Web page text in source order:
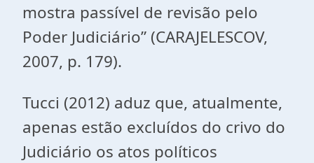
mostra passível de revisão pelo
Poder Judiciário” (CARAJELESCOV,
2007, p. 179).
Tucci (2012) aduz que, atualmente,
apenas estão excluídos do crivo do
Judiciário os atos políticos